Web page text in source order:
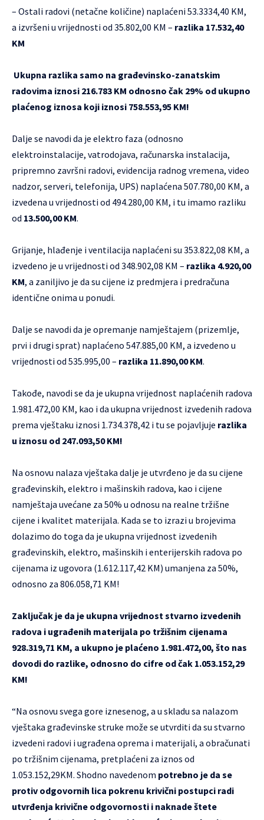
– Ostali radovi (netačne količine) naplaćeni 53.3334,40 KM,
a izvršeni u vrijednosti od 35.802,00 KM – razlika 17.532,40
KM
Ukupna razlika samo na građevinsko-zanatskim
radovima iznosi 216.783 KM odnosno čak 29% od ukupno
plaćenog iznosa koji iznosi 758.553,95 KM!
Dalje se navodi da je elektro faza (odnosno
elektroinstalacije, vatrodojava, računarska instalacija,
pripremno završni radovi, evidencija radnog vremena, video
nadzor, serveri, telefonija, UPS) naplaćena 507.780,00 KM, a
izvedena u vrijednosti od 494.280,00 KM, i tu imamo razliku
od 13.500,00 KM.
Grijanje, hlađenje i ventilacija naplaćeni su 353.822,08 KM, a
izvedeno je u vrijednosti od 348.902,08 KM – razlika 4.920,00
KM, a zaniljivo je da su cijene iz predmjera i predračuna
identične onima u ponudi.
Dalje se navodi da je opremanje namještajem (prizemlje,
prvi i drugi sprat) naplaćeno 547.885,00 KM, a izvedeno u
vrijednosti od 535.995,00 – razlika 11.890,00 KM.
Takođe, navodi se da je ukupna vrijednost naplaćenih radova
​​​​1.981.472,00 KM, kao i da ukupna vrijednost izvedenih radova
prema vještaku ​iznosi 1.734.378,42 i tu se pojavljuje razlika
u iznosu od ​247.093,50 KM​!
Na osnovu nalaza vještaka dalje je utvrđeno je da su cijene
građevinskih, elektro i mašinskih radova, kao i cijene
namještaja uvećane za 50% u odnosu na realne tržišne
cijene i kvalitet materijala. Kada se to izrazi u brojevima
dolazimo do toga da je ukupna vrijednost izvedenih
građevinskih, elektro, mašinskih i enterijerskih radova po
cijenama iz ugovora (1.612.117,42 KM) umanjena za 50%​​​​​​​,
odnosno za 806.058,71 KM!
Zaključak je da je ukupna vrijednost stvarno izvedenih
radova i ugrađenih materijala po tržišnim cijenama
928.319,71 KM, a ukupno je plaćeno 1.981.472,00, što nas
dovodi do razlike, odnosno do cifre od čak 1.053.152,29
KM!
“Na osnovu svega gore iznesenog, a u skladu sa nalazom
vještaka građevinske struke može se utvrditi da su stvarno
izvedeni radovi i ugrađena oprema i materijali, a obračunati
po tržišnim cijenama, pretplaćeni za iznos od
1.053.152,29KM. Shodno navedenom potrebno je da se
protiv odgovornih lica pokrenu krivični postupci radi
utvrđenja krivične odgovornosti i naknade štete